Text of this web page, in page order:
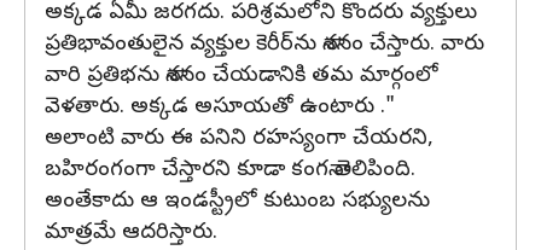
అక్కడ ఏమీ జరగదు. పరిశ్రమలోని కొందరు వ్యక్తులు
ప్రతిభావంతులైన వ్యక్తుల కెరీర్‌ను నాశనం చేస్తారు. వారు
వారి ప్రతిభను నాశనం చేయడానికి తమ మార్గంలో
వెళతారు. అక్కడ అసూయతో ఉంటారు ."
అలాంటి వారు ఈ పనిని రహస్యంగా చేయరని,
బహిరంగంగా చేస్తారని కూడా కంగనా తెలిపింది.
అంతేకాదు ఆ ఇండస్ట్రీలో కుటుంబ సభ్యులను
మాత్రమే ఆదరిస్తారు.